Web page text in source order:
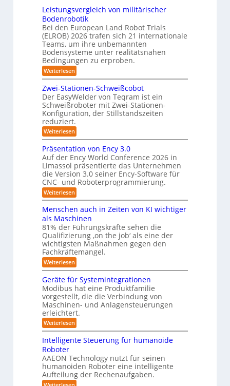
o
b
o
t
e
r
D
-
S
t
e
r
e
o
-
K
a
m
e
r
a
s
y
s
t
e
ü
r
R
o
b
o
t
i
k
u
n
d
L
g
i
s
u
t
t
l
e
-
S
y
s
t
e
f
ü
r
R
e
i
n
r
ä
u
m
e
b
i
s
S
O
-
K
l
s
e
5
z
Leistungsvergleich von militärischer
Bodenrobotik
Bei den European Land Robot Trials
(ELROB) 2026 trafen sich 21 internationale
Teams, um ihre unbemannten
Bodensysteme unter realitätsnahen
Bedingungen zu erproben.
Weiterlesen:
L
e
i
s
t
u
g
s
v
e
r
g
l
e
i
c
h
v
o
n
m
i
l
i
t
ä
r
i
s
c
h
e
r
B
o
e
r
o
b
o
Zwei-Stationen-Schweißcobot
Der EasyWelder von Teqram ist ein
Schweißroboter mit Zwei-Stationen-
Konfiguration, der Stillstandszeiten
reduziert.
Weiterlesen:
Z
w
e
i
-
S
t
a
t
i
o
n
e
n
-
S
c
h
w
i
ß
c
o
b
o
t
Präsentation von Ency 3.0
Auf der Ency World Conference 2026 in
Limassol präsentierte das Unternehmen
die Version 3.0 seiner Ency-Software für
CNC- und Roboterprogrammierung.
Weiterlesen:
P
ä
s
e
n
t
a
t
i
o
n
v
o
n
E
n
c
y
.
Menschen auch in Zeiten von KI wichtiger
als Maschinen
81% der Führungskräfte sehen die
Qualifizierung ‚on the job‘ als eine der
wichtigsten Maßnahmen gegen den
Fachkräftemangel.
Weiterlesen:
M
n
s
c
h
e
n
a
u
c
i
n
Z
e
i
Geräte für Systemintegrationen
Modibus hat eine Produktfamilie
vorgestellt, die die Verbindung von
Maschinen- und Anlagensteuerungen
erleichtert.
Weiterlesen:
G
e
r
t
e
f
ü
Intelligente Steuerung für humanoide
Roboter
AAEON Technology nutzt für seinen
humanoiden Roboter eine intelligente
Aufteilung der Rechenaufgaben.
: